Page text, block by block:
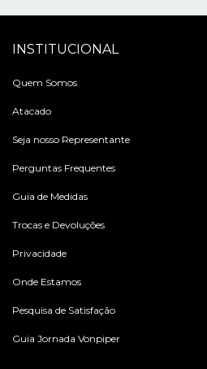
INSTITUCIONAL
Quem Somos
Atacado
Seja nosso Representante
Perguntas Frequentes
Guia de Medidas
Trocas e Devoluções
Privacidade
Onde Estamos
Pesquisa de Satisfação
Guia Jornada Vonpiper